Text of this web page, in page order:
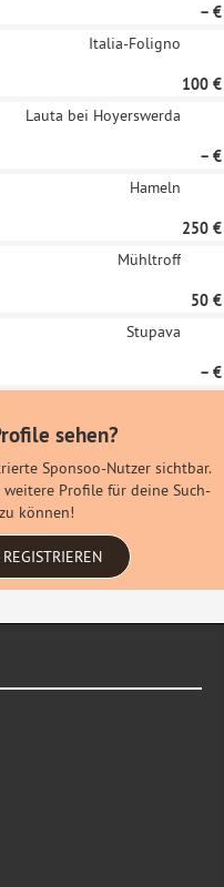
– €
Italia-Foligno
100 €
Lauta bei Hoyerswerda
– €
Hameln
250 €
Mühltroff
50 €
Stupava
– €
sehen?
Sponsoo-Nutzer sichtbar.
Profile für deine Such-
können!